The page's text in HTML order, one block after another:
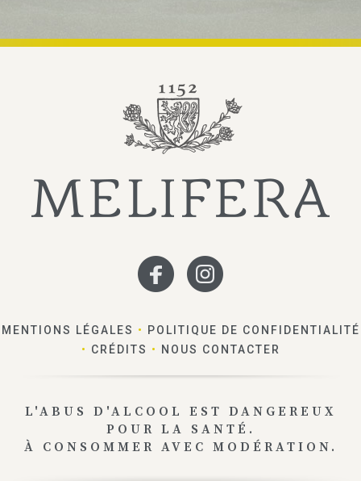
MENTIONS LÉGALES • POLITIQUE DE CONFIDENTIALITÉ
• CRÉDITS • NOUS CONTACTER
L'ABUS D'ALCOOL EST DANGEREUX
POUR LA SANTÉ.
À CONSOMMER AVEC MODÉRATION.